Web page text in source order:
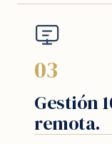
03
Gestión
remota.